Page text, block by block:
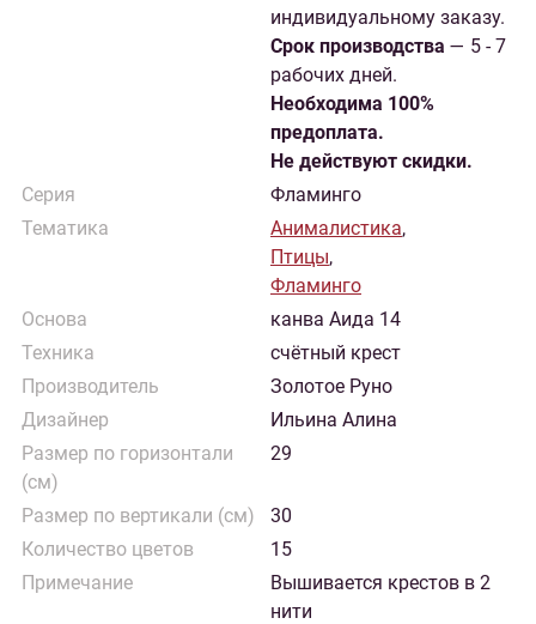
индивидуальному заказу.
Cрок производства — 5 - 7
рабочих дней.
Необходима 100%
предоплата.
Не действуют скидки.
Серия
Фламинго
Тематика
Анималистика,
Птицы,
Фламинго
Основа
канва Аида 14
Техника
счётный крест
Производитель
Золотое Руно
Дизайнер
Ильина Алина
Размер по горизонтали
(см)
29
Размер по вертикали (см)
30
Количество цветов
15
Примечание
Вышивается крестов в 2
нити